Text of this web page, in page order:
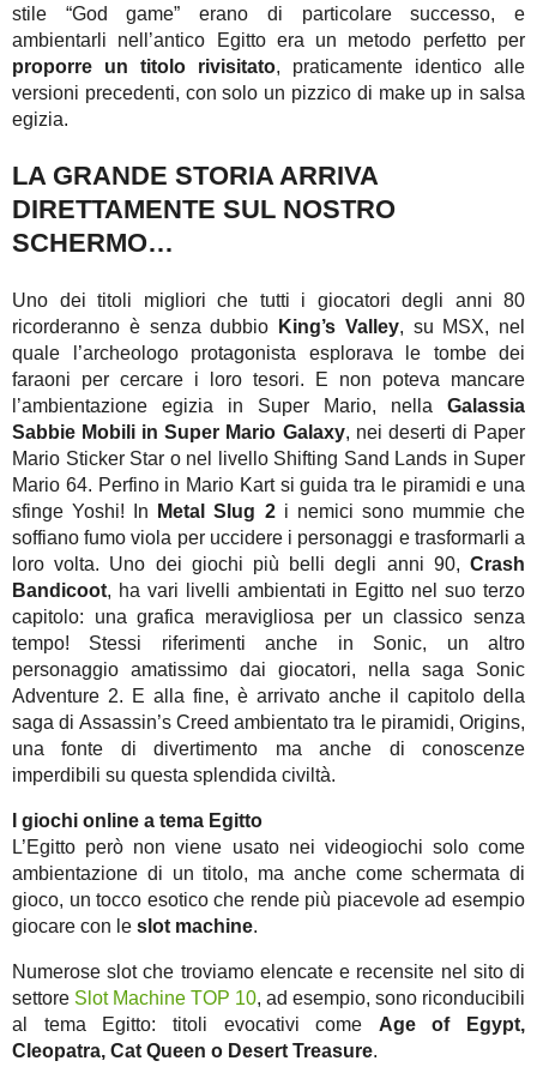
stile “God game” erano di particolare successo, e
ambientarli nell’antico Egitto era un metodo perfetto per
proporre un titolo rivisitato, praticamente identico alle
versioni precedenti, con solo un pizzico di make up in salsa
egizia.
LA GRANDE STORIA ARRIVA
DIRETTAMENTE SUL NOSTRO
SCHERMO…
Uno dei titoli migliori che tutti i giocatori degli anni 80
ricorderanno è senza dubbio
King’s Valley, su MSX, nel
quale l’archeologo protagonista esplorava le tombe dei
faraoni per cercare i loro tesori. E non poteva mancare
l’ambientazione egizia in Super Mario, nella Galassia
Sabbie Mobili in Super Mario Galaxy, nei deserti di Paper
Mario Sticker Star o nel livello Shifting Sand Lands in Super
Mario 64. Perfino in Mario Kart si guida tra le piramidi e una
sfinge Yoshi! In
Metal Slug 2i nemici sono mummie che
soffiano fumo viola per uccidere i personaggi e trasformarli a
loro volta. Uno dei giochi più belli degli anni 90, Crash
Bandicoot, ha vari livelli ambientati in Egitto nel suo terzo
capitolo: una grafica meravigliosa per un classico senza
tempo! Stessi riferimenti anche in Sonic, un altro
personaggio amatissimo dai giocatori, nella saga Sonic
Adventure 2. E alla fine, è arrivato anche il capitolo della
saga di Assassin’s Creed ambientato tra le piramidi, Origins,
una fonte di divertimento ma anche di conoscenze
imperdibili su questa splendida civiltà.
I giochi online a tema Egitto
L’Egitto però non viene usato nei videogiochi solo come
ambientazione di un titolo, ma anche come schermata di
gioco, un tocco esotico che rende più piacevole ad esempio
giocare con le slot machine.
Numerose slot che troviamo elencate e recensite nel sito di
settore Slot Machine TOP 10, ad esempio, sono riconducibili
al tema Egitto: titoli evocativi come Age of Egypt,
Cleopatra, Cat Queen o Desert Treasure.